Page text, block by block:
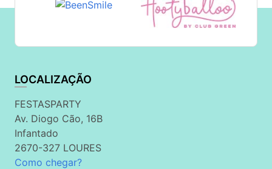
LOCALIZAÇÃO
FESTASPARTY
Av. Diogo Cão, 16B
Infantado
2670-327 LOURES
Como chegar?